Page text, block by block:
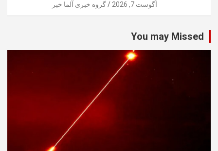
آگوست 7, 2026 گروه خبری آلما خبر
You may Missed